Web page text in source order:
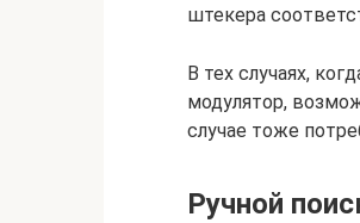
штекера
В тех случаях,
модулятор,
случае тоже
Ручной